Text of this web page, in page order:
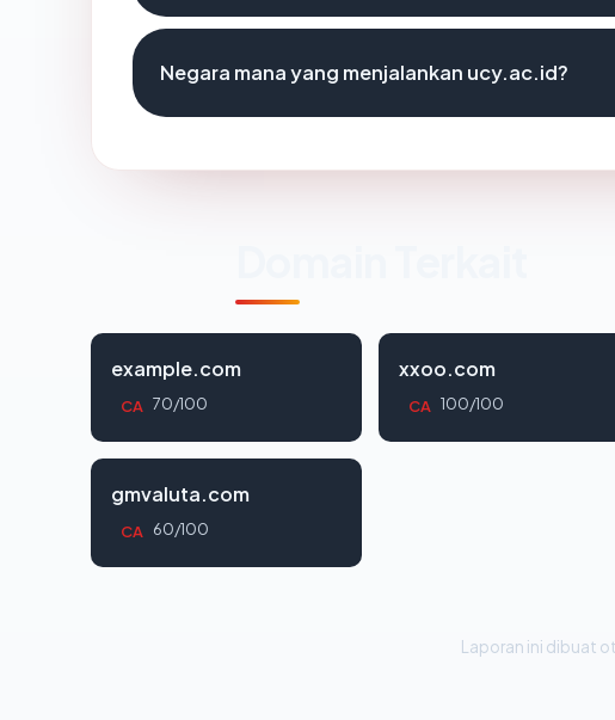
Negara mana yang menjalankan ucy.ac.id?
example.com
CA 70/100
xxoo.com
CA 100/100
gmvaluta.com
CA 60/100
Laporan ini dibuat